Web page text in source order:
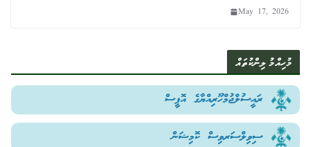
May 17, 2026
މުހިއްމު ލިންކުތައް
ރައީސުލްޖުމްހޫރިއްޔާގެ އޮފީސް
ސިވިލްސަރވިސް ކޮމިޝަން